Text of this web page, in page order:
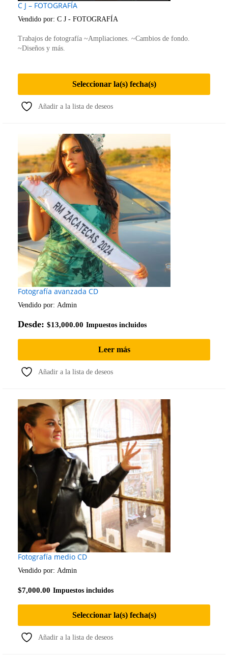
C J – FOTOGRAFÍA
Vendido por: C J - FOTOGRAFÍA
Trabajos de fotografía ~Ampliaciones. ~Cambios de fondo.
~Diseños y más.
Seleccionar la(s) fecha(s)
Añadir a la lista de deseos
Fotografía avanzada CD
Vendido por: Admin
Desde: $13,000.00 Impuestos incluidos
Leer más
Añadir a la lista de deseos
Fotografía medio CD
Vendido por: Admin
$7,000.00 Impuestos incluidos
Seleccionar la(s) fecha(s)
Añadir a la lista de deseos